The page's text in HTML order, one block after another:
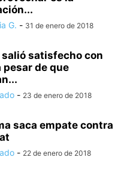
G. - 31 de enero de 2018
salió satisfecho con
pesar de que
- 23 de enero de 2018
saca empate contra
- 22 de enero de 2018